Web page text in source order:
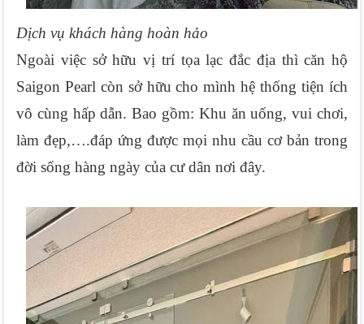
Dịch vụ khách hàng hoàn hảo
Ngoài việc sở hữu vị trí tọa lạc đắc địa thì căn hộ
Saigon Pearl còn sở hữu cho mình hệ thống tiện ích
vô cùng hấp dẫn. Bao gồm: Khu ăn uống, vui chơi,
làm đẹp,….đáp ứng được mọi nhu cầu cơ bản trong
đời sống hàng ngày của cư dân nơi đây.